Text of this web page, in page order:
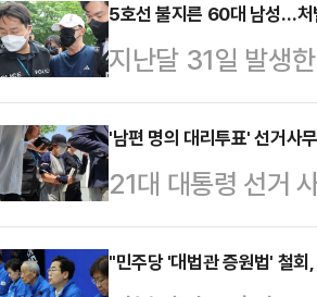
벌어진 지 6년여
입증된다면 이번
를 방지할 안전센
작업지휘자가 있었
다.4일 경찰에 따
작실에서 50대 근
5호선 불지른 60대 남성…처
지난달 31일 발생
원이 넘는 것으로
가운데 법조계에선
사람이 많은 전차
이 이뤄질 것으로
비 등에 대해 손해
'남편 명의 대리투표' 선거사
21대 대통령 선거
속됐다. 법조계에
미칠 수 있지만, 선
"민주당 '대법관 증원법' 철